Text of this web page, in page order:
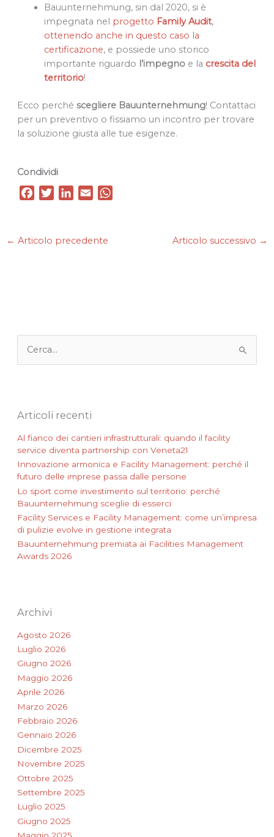
Bauunternehmung, sin dal 2020, si è
impegnata nel progetto Family Audit,
ottenendo anche in questo caso la
certificazione, e possiede uno storico
importante riguardo l’impegnoe la crescita del
territorio!
Ecco perché scegliere Bauunternehmung! Contattaci
per un preventivo o fissiamo un incontro per trovare
la soluzione giusta alle tue esigenze.
Condividi
e
t
k
i
← Articolo precedente Articolo successivo →
e
Articoli recenti
Al fianco dei cantieri infrastrutturali: quando il facility
service diventa partnership con Veneta21
Innovazione armonica e Facility Management: perché il
futuro delle imprese passa dalle persone
Lo sport come investimento sul territorio: perché
Bauunternehmung sceglie di esserci
Facility Services e Facility Management: come un’impresa
di pulizie evolve in gestione integrata
Bauunternehmung premiata ai Facilities Management
Awards 2026
Archivi
Agosto 2026
Luglio 2026
Giugno 2026
Maggio 2026
Aprile 2026
Marzo 2026
Febbraio 2026
Gennaio 2026
Dicembre 2025
Novembre 2025
Ottobre 2025
Settembre 2025
Luglio 2025
Giugno 2025